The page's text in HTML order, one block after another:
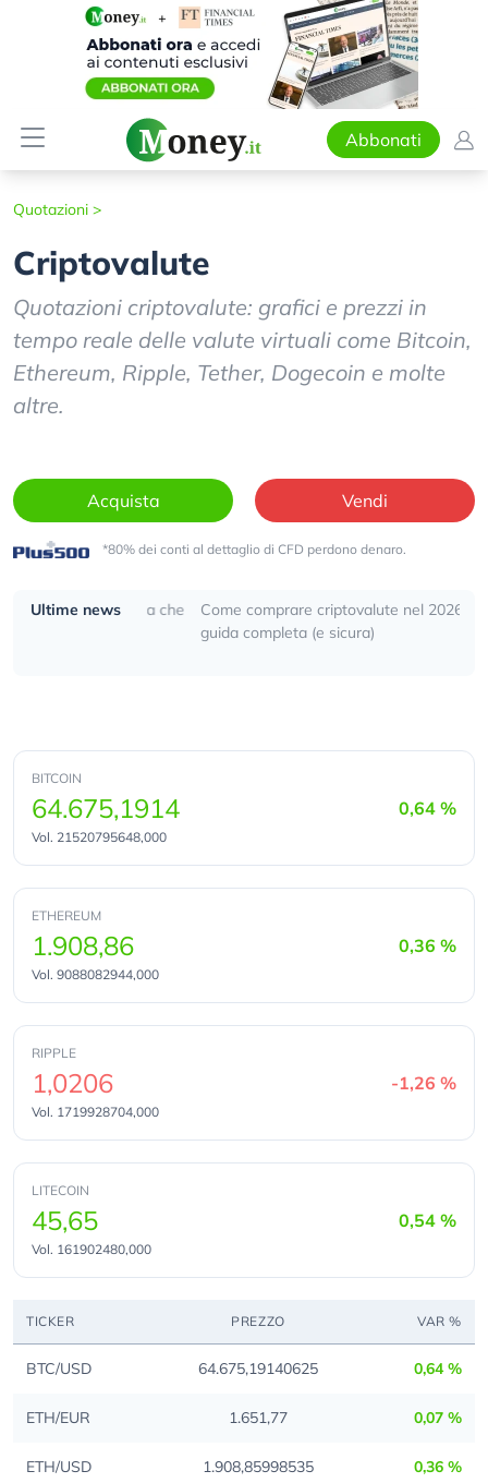
Abbonati
Quotazioni >
Criptovalute
Quotazioni criptovalute: grafici e prezzi in
tempo reale delle valute virtuali come Bitcoin,
Ethereum, Ripple, Tether, Dogecoin e molte
altre.
Acquista Vendi
*80% dei conti al dettaglio di CFD perdono denaro.
Ultime news
Significa che
Come comprare criptovalute nel 2026. La
guida completa (e sicura)
BITCOIN
64.675,1914
Vol. 21520795648,000
0,64 %
ETHEREUM
1.908,86
Vol. 9088082944,000
0,36 %
RIPPLE
1,0206
Vol. 1719928704,000
-1,26 %
LITECOIN
45,65
Vol. 161902480,000
0,54 %
TICKER PREZZO VAR %
BTC/USD 64.675,19140625 0,64 %
ETH/EUR 1.651,77 0,07 %
ETH/USD 1.908,85998535 0,36 %